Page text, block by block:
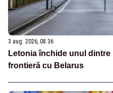
3 aug. 2026, 08:36
Letonia închide unul
frontieră cu Belarus